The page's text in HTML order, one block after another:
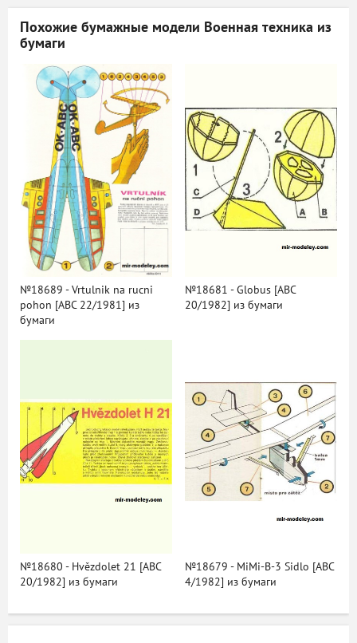
Похожие бумажные модели Военная техника из
бумаги
№18689 - Vrtulnik na rucni
pohon [ABC 22/1981] из
бумаги
№18681 - Globus [ABC
20/1982] из бумаги
№18680 - Hvězdolet 21 [ABC
20/1982] из бумаги
№18679 - MiMi-B-3 Sidlo [ABC
4/1982] из бумаги